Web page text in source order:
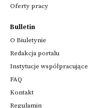
Oferty pracy
Bulletin
O Biuletynie
Redakcja portalu
Instytucje współpracujące
FAQ
Kontakt
Regulamin